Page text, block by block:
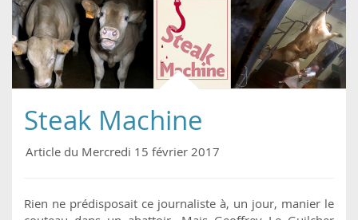
Steak Machine
Article du Mercredi 15 février 2017
Rien ne prédisposait ce journaliste à, un jour, manier le